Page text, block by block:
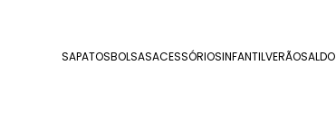
SAPATOSBOLSASACESSÓRIOSINFANTILVERÃOSALDO